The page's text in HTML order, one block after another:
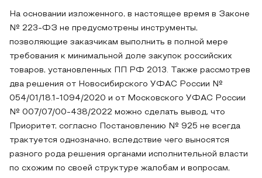
На основании изложенного, в настоящее время в Законе
№ 223-ФЗ не предусмотрены инструменты,
позволяющие заказчикам выполнить в полной мере
требования к минимальной доле закупок российских
товаров, установленных ПП РФ 2013. Также рассмотрев
два решения от Новосибирского УФАС России №
054/01/18.1-1094/2020 и от Московского УФАС России
№ 007/07/00-438/2022 можно сделать вывод, что
Приоритет, согласно Постановлению № 925 не всегда
трактуется однозначно, вследствие чего выносятся
разного рода решения органами исполнительной власти
по схожим по своей структуре жалобам и вопросам,